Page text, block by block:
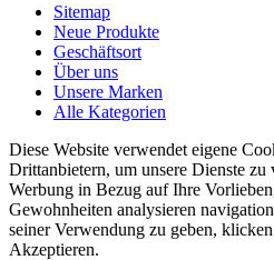
Sitemap
Neue Produkte
Geschäftsort
Über uns
Unsere Marken
Alle Kategorien
Diese Website verwendet eigene
Drittanbietern, um unsere Dienste zu
Werbung in Bezug auf Ihre
Gewohnheiten analysieren
seiner Verwendung zu geben,
Akzeptieren.